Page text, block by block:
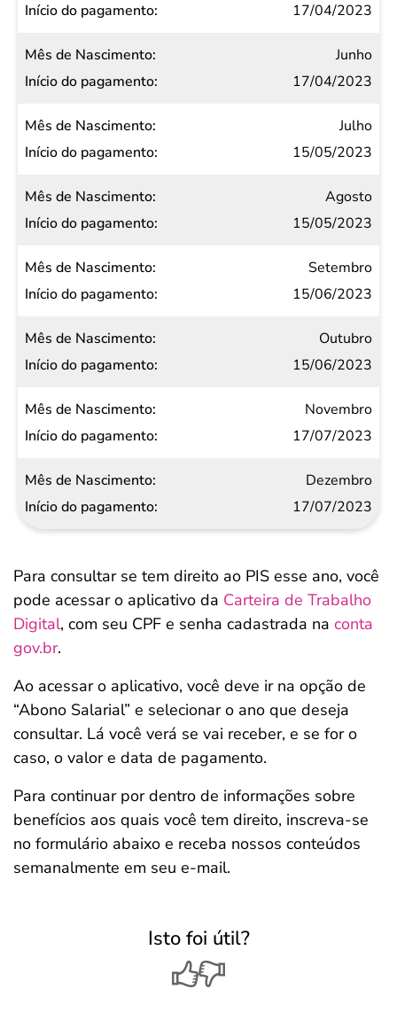
17/04/2023
Junho
17/04/2023
Julho
15/05/2023
Agosto
15/05/2023
Setembro
15/06/2023
Outubro
15/06/2023
Novembro
17/07/2023
Dezembro
17/07/2023
Para consultar se tem direito ao PIS esse ano, você
pode acessar o aplicativo da Carteira de Trabalho
Digital, com seu CPF e senha cadastrada na conta
gov.br.
Ao acessar o aplicativo, você deve ir na opção de
“Abono Salarial” e selecionar o ano que deseja
consultar. Lá você verá se vai receber, e se for o
caso, o valor e data de pagamento.
Para continuar por dentro de informações sobre
benefícios aos quais você tem direito, inscreva-se
no formulário abaixo e receba nossos conteúdos
semanalmente em seu e-mail.
Isto foi útil?